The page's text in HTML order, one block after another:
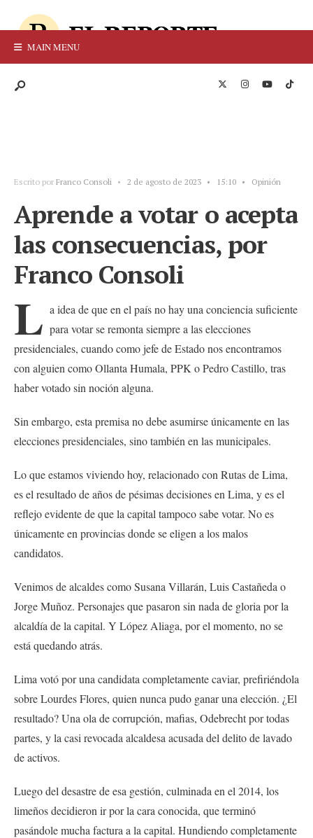
MAIN MENU
Escrito por Franco Consoli • 2 de agosto de 2023 • 15:10 • Opinión
Aprende a votar o acepta
las consecuencias, por
Franco Consoli
L a idea de que en el país no hay una conciencia suficiente
para votar se remonta siempre a las elecciones
presidenciales, cuando como jefe de Estado nos encontramos
con alguien como Ollanta Humala, PPK o Pedro Castillo, tras
haber votado sin noción alguna.
Sin embargo, esta premisa no debe asumirse únicamente en las
elecciones presidenciales, sino también en las municipales.
Lo que estamos viviendo hoy, relacionado con Rutas de Lima,
es el resultado de años de pésimas decisiones en Lima, y es el
reflejo evidente de que la capital tampoco sabe votar. No es
únicamente en provincias donde se eligen a los malos
candidatos.
Venimos de alcaldes como Susana Villarán, Luis Castañeda o
Jorge Muñoz. Personajes que pasaron sin nada de gloria por la
alcaldía de la capital. Y López Aliaga, por el momento, no se
está quedando atrás.
Lima votó por una candidata completamente caviar, prefiriéndola
sobre Lourdes Flores, quien nunca pudo ganar una elección. ¿El
resultado? Una ola de corrupción, mafias, Odebrecht por todas
partes, y la casi revocada alcaldesa acusada del delito de lavado
de activos.
Luego del desastre de esa gestión, culminada en el 2014, los
limeños decidieron ir por la cara conocida, que terminó
pasándole mucha factura a la capital. Hundiendo completamente